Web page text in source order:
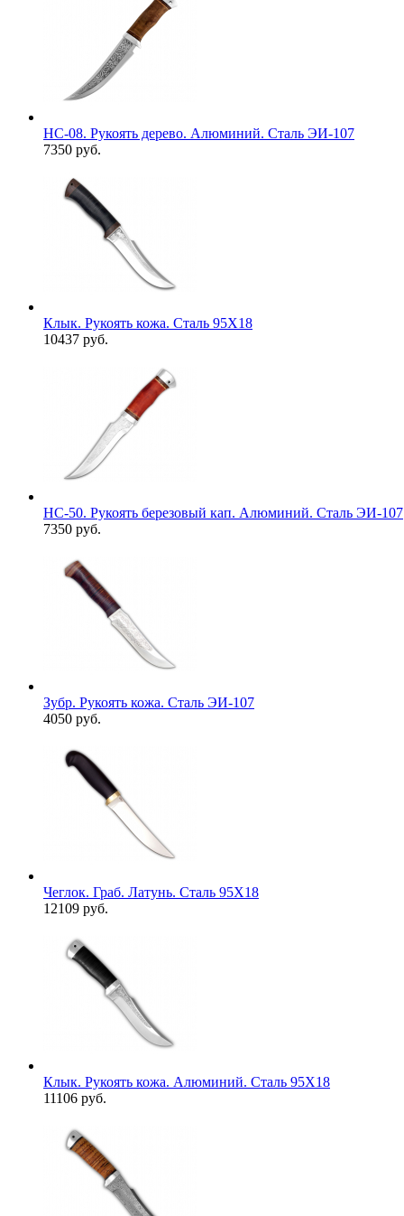
НС-08. Рукоять дерево. Алюминий. Сталь ЭИ-107
7350 руб.
Клык. Рукоять кожа. Сталь 95Х18
10437 руб.
НС-50. Рукоять березовый кап. Алюминий. Сталь ЭИ-107
7350 руб.
Зубр. Рукоять кожа. Сталь ЭИ-107
4050 руб.
Чеглок. Граб. Латунь. Сталь 95Х18
12109 руб.
Клык. Рукоять кожа. Алюминий. Сталь 95Х18
11106 руб.